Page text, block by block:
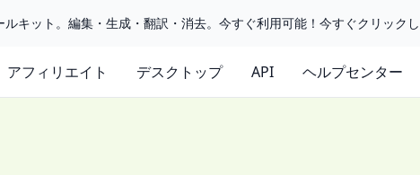
ルキット。編集・生成・翻訳・消去。今すぐ利用可能！今すぐクリック
アフィリエイト デスクトップ API ヘルプセンター